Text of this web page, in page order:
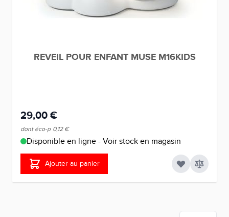
REVEIL POUR ENFANT MUSE M16KIDS
29,00 €
dont éco-p 0,12 €
Disponible en ligne - Voir stock en magasin
Ajouter au panier